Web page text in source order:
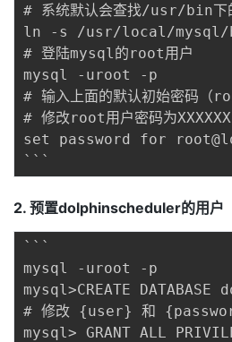
# 系统默认会查找/usr/bin下
ln -s /usr/local/mysql/
# 登陆mysql的root用户
mysql -uroot -p
# 输入上面的默认初始密
# 修改root用户密码为XXXXXX
set password for
2. 预置dolphinscheduler的用户
```
mysql -uroot -p
mysql>CREATE
# 修改 {user} 和
mysql> GRANT ALL